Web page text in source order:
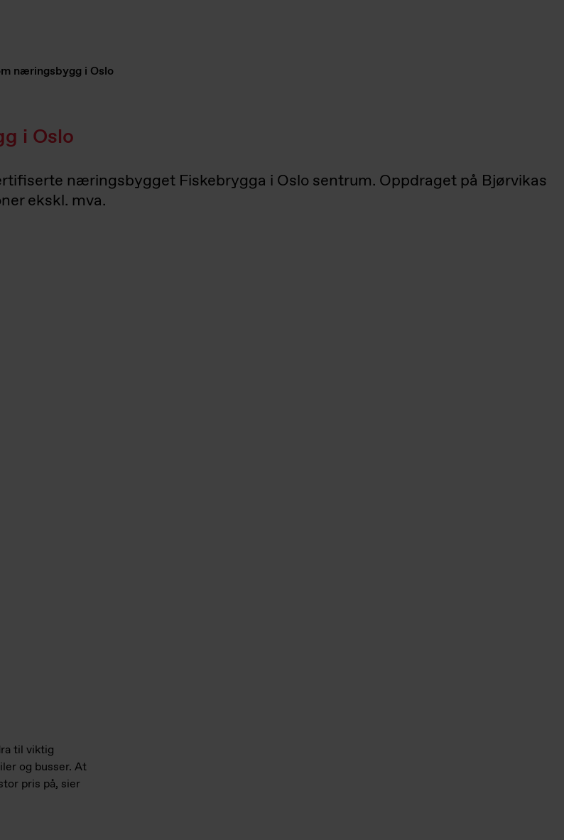
næringsbygg i Oslo
i Oslo
næringsbygget Fiskebrygga i Oslo sentrum. Oppdraget på Bjørvikas
ekskl. mva.
til viktig
og busser. At
pris på, sier